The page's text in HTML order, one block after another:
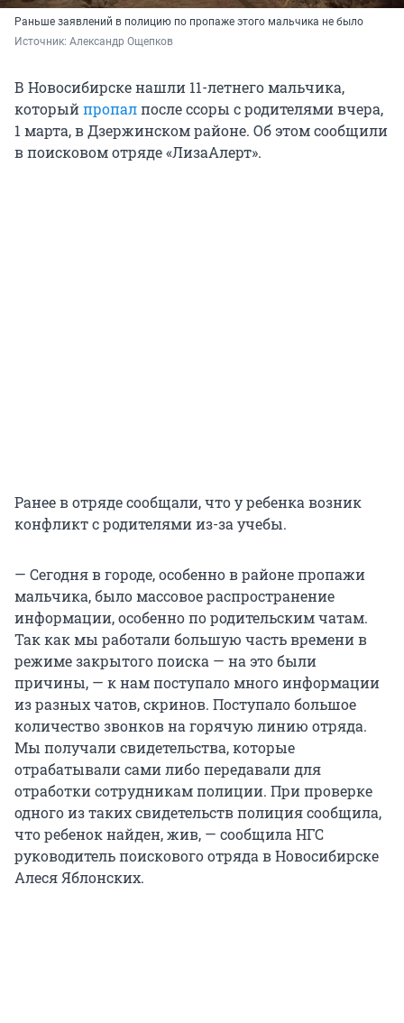
Раньше заявлений в полицию по пропаже этого мальчика не было
Источник: Александр Ощепков
В Новосибирске нашли 11-летнего мальчика,
которыйпропалпосле ссоры с родителями вчера,
1 марта, в Дзержинском районе. Об этом сообщили
в поисковом отряде «ЛизаАлерт».
Ранее в отряде сообщали, что у ребенка возник
конфликт с родителями из-за учебы.
— Сегодня в городе, особенно в районе пропажи
мальчика, было массовое распространение
информации, особенно по родительским чатам.
Так как мы работали большую часть времени в
режиме закрытого поиска — на это были
причины, — к нам поступало много информации
из разных чатов, скринов. Поступало большое
количество звонков на горячую линию отряда.
Мы получали свидетельства, которые
отрабатывали сами либо передавали для
отработки сотрудникам полиции. При проверке
одного из таких свидетельств полиция сообщила,
что ребенок найден, жив, — сообщила НГС
руководитель поискового отряда в Новосибирске
Алеся Яблонских.